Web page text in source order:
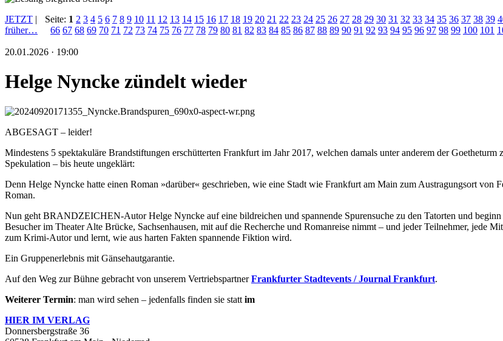
JETZT |
früher…
Seite: 1 2 3 4 5 6 7 8 9 10 11 12 13 14 15 16 17 18 19 20 21 22 23 24 25 26 27 28 29 30 31 32 33 34 35 36 37 38 39
66 67 68 69 70 71 72 73 74 75 76 77 78 79 80 81 82 83 84 85 86 87 88 89 90 91 92 93 94 95 96 97 98 99 100 101
20.01.2026 · 19:00
Helge Nyncke zündelt wieder
ABGESAGT – leider!
Mindestens 5 spektakuläre Brandstiftungen erschütterten Frankfurt im Jahr 2017, welchen damals unter anderem der
Spekulation – bis heute ungeklärt:
Denn Helge Nyncke hatte einen Roman »darüber« geschrieben, wie eine Stadt wie Frankfurt am Main zum Austragungsort von
Roman.
Nun geht BRANDZEICHEN-Autor Helge Nyncke auf eine bildreichen und spannende Spurensuche zu den Tatorten und
Besucher im Theater Alte Brücke, Sachsenhausen, mit auf die Recherche und Romanreise nimmt – und jeder Teilnehmer, jede
zum Krimi-Autor und lernt, wie aus harten Fakten spannende Fiktion wird.
Ein Gruppenerlebnis mit Gänsehautgarantie.
Auf den Weg zur Bühne gebracht von unserem VertriebspartnerFrankfurter Stadtevents / Journal Frankfurt.
Weiterer Termin: man wird sehen – jedenfalls finden sie statt im
HIER IM VERLAG
Donnersbergstraße 36